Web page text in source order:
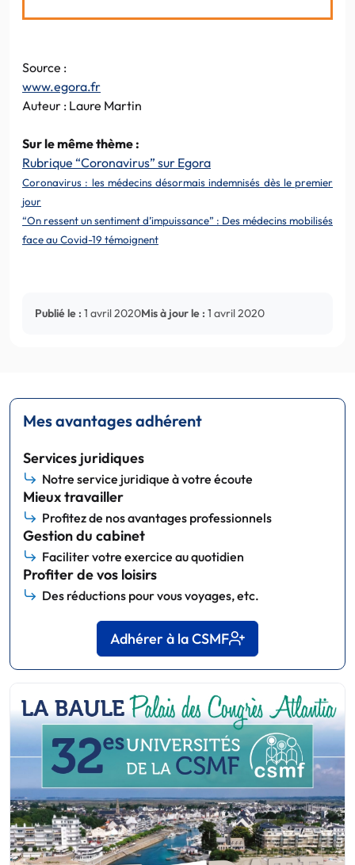
Source :
www.egora.fr
Auteur : Laure Martin
Sur le même thème :
Rubrique “Coronavirus” sur Egora
Coronavirus : les médecins désormais indemnisés dès le premier
jour
“On ressent un sentiment d’impuissance” : Des médecins mobilisés
face au Covid-19 témoignent
Publié le : 1 avril 2020Mis à jour le : 1 avril 2020
Mes avantages adhérent
Services juridiques
Notre service juridique à votre écoute
Mieux travailler
Profitez de nos avantages professionnels
Gestion du cabinet
Faciliter votre exercice au quotidien
Profiter de vos loisirs
Des réductions pour vous voyages, etc.
Adhérer à la CSMF